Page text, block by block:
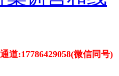
道:17786429058(微信同号)